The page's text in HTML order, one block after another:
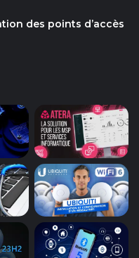
des points d’accès